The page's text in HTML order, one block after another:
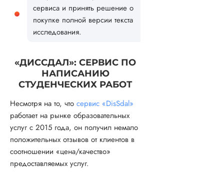
сервиса и принять решение о
покупке полной версии текста
исследования.
«ДИССДАЛ»: СЕРВИС ПО
НАПИСАНИЮ
СТУДЕНЧЕСКИХ РАБОТ
Несмотря на то, что сервис «DisSdal»
работает на рынке образовательных
услуг с 2015 года, он получил немало
положительных отзывов от клиентов в
соотношении «цена/качество»
предоставляемых услуг.